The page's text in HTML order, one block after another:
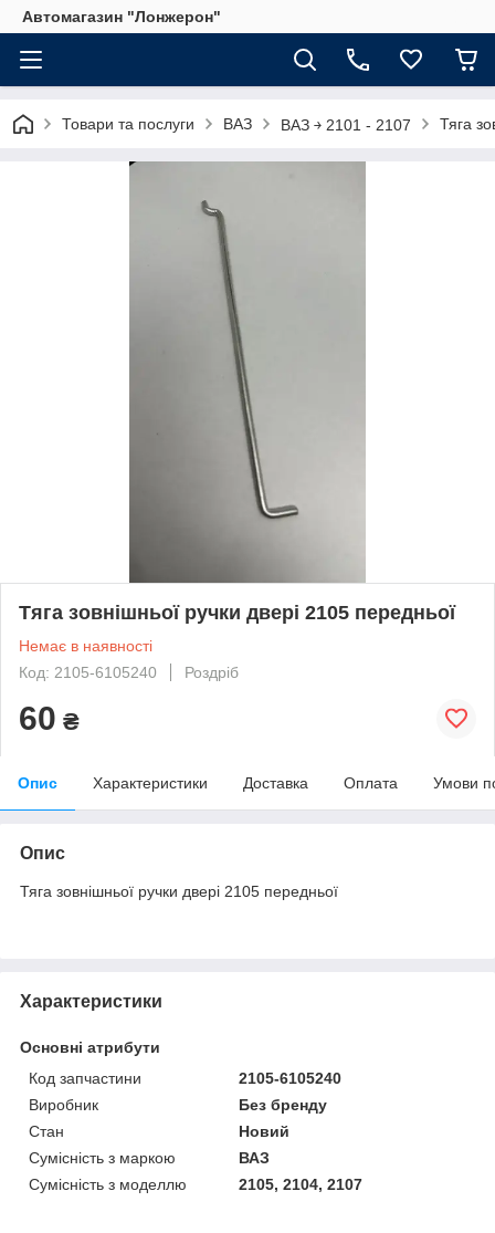
Автомагазин "Лонжерон"
Товари та послуги ВАЗ ВАЗ ￫ 2101 - 2107 Тяга
Тяга зовнішньої ручки двері 2105 передньої
Немає в наявності
Код: 2105-6105240
Роздріб
60 ₴
Опис Характеристики Доставка Оплата Умови
Опис
Тяга зовнішньої ручки двері 2105 передньої
Характеристики
Основні атрибути
Код запчастини
2105-6105240
Виробник
Без бренду
Стан
Новий
Сумісність з маркою
ВАЗ
Сумісність з моделлю
2105, 2104, 2107